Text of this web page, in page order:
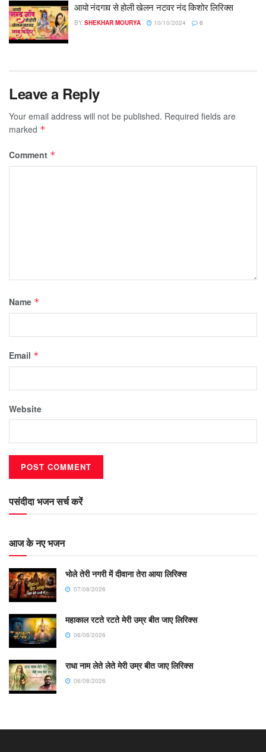
आयो नंदगाव से होली खेलन नटवर नंद किशोर लिरिक्स
BY SHEKHAR MOURYA 10/10/2024 0
Leave a Reply
Your email address will not be published. Required fields are
marked *
Comment *
Name *
Email *
Website
पसंदीदा भजन सर्च करें
आज के नए भजन
भोले तेरी नगरी में दीवाना तेरा आया लिरिक्स
07/08/2026
महाकाल रटते रटते मेरी उम्र बीत जाए लिरिक्स
06/08/2026
राधा नाम लेते लेते मेरी उम्र बीत जाए लिरिक्स
06/08/2026